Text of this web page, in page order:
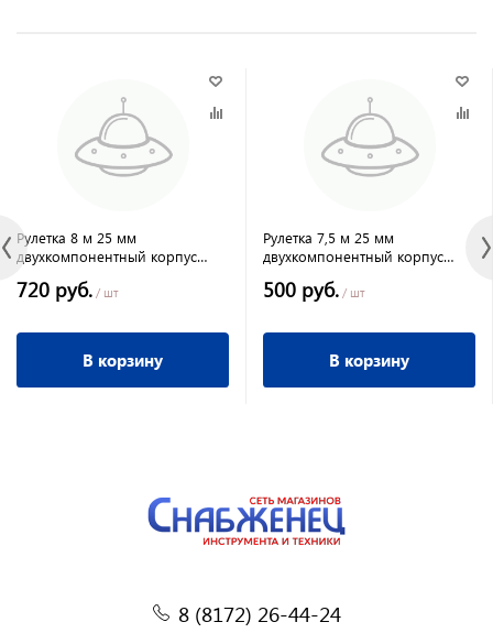
Рулетка 8 м 25 мм
двухкомпонентный корпус
720 руб. / шт
В корзину
Рулетка 7,5 м 25 мм
двухкомпонентный корпус
500 руб. / шт
В корзину
8 (8172) 26-44-24